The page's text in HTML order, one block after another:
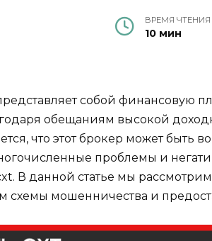
ВРЕМЯ ЧТЕНИЯ
10 мин
собой финансовую
обещаниям высокой
что этот брокер может
проблемы и
В данной статье мы
схемы мошенничества и